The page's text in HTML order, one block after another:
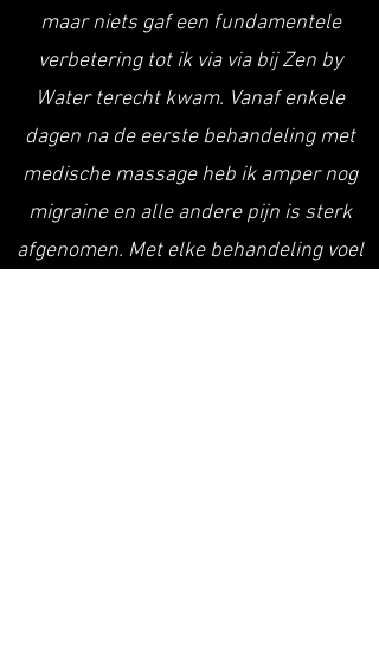
maar niets gaf een fundamentele
verbetering tot ik via via bij Zen by
Water terecht kwam. Vanaf enkele
dagen na de eerste behandeling met
medische massage heb ik amper nog
migraine en alle andere pijn is sterk
afgenomen. Met elke behandeling voel